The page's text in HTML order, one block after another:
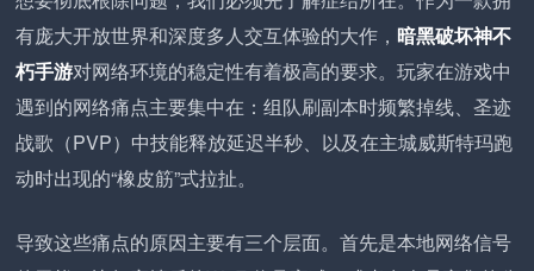
有庞大开放世界和深度多人交互体验的大作， 暗黑破坏神不
朽手游对网络环境的稳定性有着极高的要求。玩家在游戏中
遇到的网络痛点主要集中在：组队刷副本时频繁掉线、圣迹
战歌（PVP）中技能释放延迟半秒、以及在主城威斯特玛跑
动时出现的“橡皮筋”式拉扯。
导致这些痛点的原因主要有三个层面。首先是本地网络信号